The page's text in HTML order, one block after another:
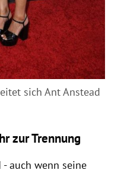
sich Ant Anstead
zur Trennung
auch wenn seine